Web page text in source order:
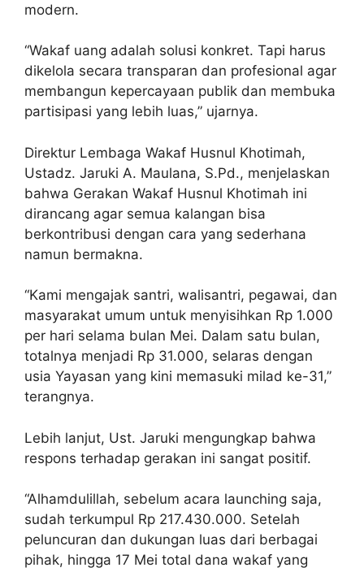
modern.
“Wakaf uang adalah solusi konkret. Tapi harus
dikelola secara transparan dan profesional agar
membangun kepercayaan publik dan membuka
partisipasi yang lebih luas,” ujarnya.
Direktur Lembaga Wakaf Husnul Khotimah,
Ustadz. Jaruki A. Maulana, S.Pd., menjelaskan
bahwa Gerakan Wakaf Husnul Khotimah ini
dirancang agar semua kalangan bisa
berkontribusi dengan cara yang sederhana
namun bermakna.
“Kami mengajak santri, walisantri, pegawai, dan
masyarakat umum untuk menyisihkan Rp 1.000
per hari selama bulan Mei. Dalam satu bulan,
totalnya menjadi Rp 31.000, selaras dengan
usia Yayasan yang kini memasuki milad ke-31,”
terangnya.
Lebih lanjut, Ust. Jaruki mengungkap bahwa
respons terhadap gerakan ini sangat positif.
“Alhamdulillah, sebelum acara launching saja,
sudah terkumpul Rp 217.430.000. Setelah
peluncuran dan dukungan luas dari berbagai
pihak, hingga 17 Mei total dana wakaf yang